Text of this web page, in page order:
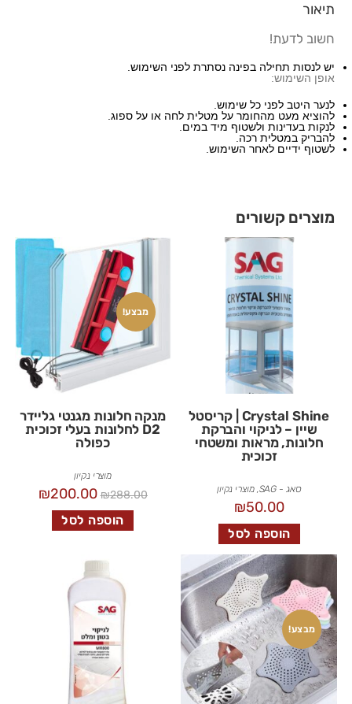
תיאור
חשוב לדעת!
יש לנסות תחילה בפינה נסתרת לפני השימוש.
אופן השימוש:
לנער היטב לפני כל שימוש.
להוציא מעט מהחומר על מטלית לחה או על ספוג.
לנקות בעדינות ולשטוף מיד במים.
להבריק במטלית רכה.
לשטוף ידיים לאחר השימוש.
מוצרים קשורים
Crystal Shine | קריסטל
שיין – לניקוי והברקת
חלונות, מראות ומשטחי
זכוכית
סאג - SAG ,מוצרי נקיון
₪50.00
הוספה לסל
מבצע!
מנקה חלונות מגנטי גליידר
D2 לחלונות בעלי זכוכית
כפולה
מוצרי נקיון
₪288.00
₪200.00
הוספה לסל
מבצע!